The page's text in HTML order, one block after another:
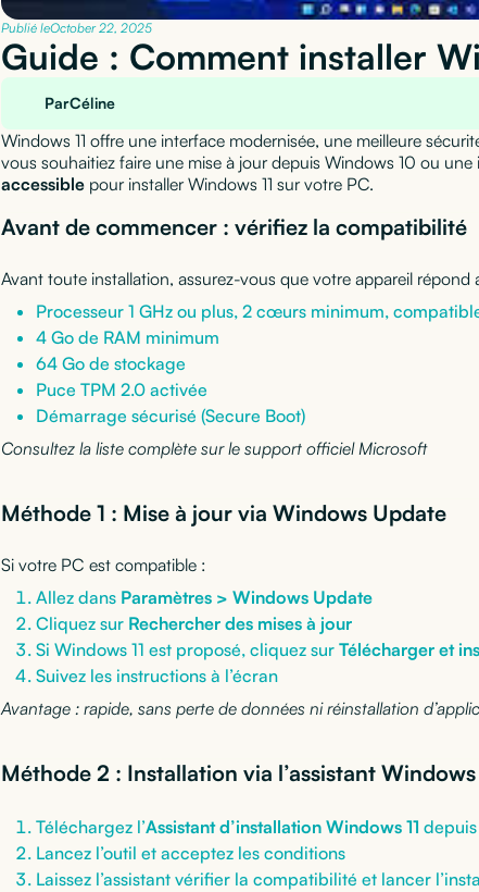
Publié leOctober 22, 2025
Guide : Comment installer
ParCéline
Windows 11 offre une interface modernisée, une meilleure
vous souhaitiez faire une mise à jour depuis Windows 10 ou
accessible pour installer Windows 11 sur votre PC.
Avant de commencer : vérifiez la compatibilité
Avant toute installation, assurez-vous que votre appareil répond
Processeur 1 GHz ou plus, 2 cœurs minimum,
4 Go de RAM minimum
64 Go de stockage
Puce TPM 2.0 activée
Démarrage sécurisé (Secure Boot)
Consultez la liste complète sur le support officiel Microsoft
Méthode 1 : Mise à jour via Windows Update
Si votre PC est compatible :
Allez dans Paramètres > Windows Update
Cliquez sur Rechercher des mises à jour
Si Windows 11 est proposé, cliquez sur Télécharger et
Suivez les instructions à l’écran
Avantage : rapide, sans perte de données ni réinstallation
Méthode 2 : Installation via l’assistant Windows
Téléchargez l’Assistant d’installation Windows 11
Lancez l’outil et acceptez les conditions
Laissez l’assistant vérifier la compatibilité et lancer